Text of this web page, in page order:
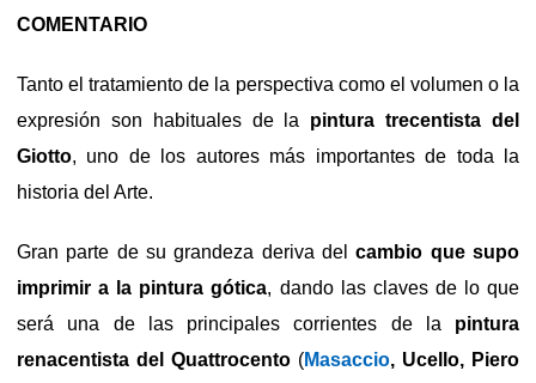
COMENTARIO
Tanto el tratamiento de la perspectiva como el volumen o la
expresión son habituales de la pintura trecentista del
Giotto, uno de los autores más importantes de toda la
historia del Arte.
Gran parte de su grandeza deriva delcambio que supo
imprimir a la pintura gótica, dando las claves de lo que
será una de las principales corrientes de la pintura
renacentista del Quattrocento (Masaccio, Ucello, Piero